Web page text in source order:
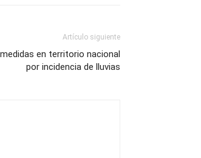
Artículo siguiente
en territorio nacional
por incidencia de lluvias